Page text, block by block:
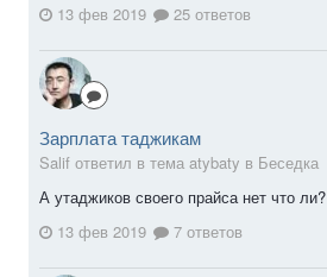
13 фев 2019
25 ответов
Зарплата таджикам
Salif ответил в тема atybaty в Беседка
А утаджиков своего прайса нет что ли?
13 фев 2019
7 ответов